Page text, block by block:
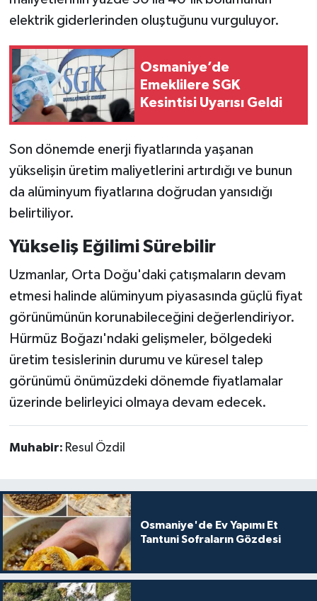
elektrik giderlerinden oluştuğunu vurguluyor.
Osmaniye’de
Emeklilere SGK
Kesintisi Uyarısı Geldi
Son dönemde enerji fiyatlarında yaşanan
yükselişin üretim maliyetlerini artırdığı ve bunun
da alüminyum fiyatlarına doğrudan yansıdığı
belirtiliyor.
Yükseliş Eğilimi Sürebilir
Uzmanlar, Orta Doğu'daki çatışmaların devam
etmesi halinde alüminyum piyasasında güçlü fiyat
görünümünün korunabileceğini değerlendiriyor.
Hürmüz Boğazı'ndaki gelişmeler, bölgedeki
üretim tesislerinin durumu ve küresel talep
görünümü önümüzdeki dönemde fiyatlamalar
üzerinde belirleyici olmaya devam edecek.
Muhabir: Resul Özdil
Osmaniye'de Ev Yapımı Et
Tantuni Sofraların Gözdesi